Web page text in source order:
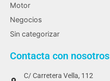
Motor
Negocios
Sin categorizar
Contacta con nosotros
C/ Carretera Vella, 112